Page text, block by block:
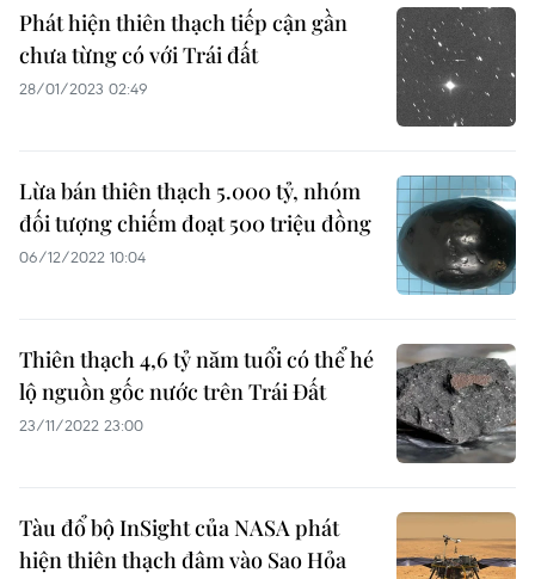
Phát hiện thiên thạch tiếp cận gần
chưa từng có với Trái đất
28/01/2023 02:49
Lừa bán thiên thạch 5.000 tỷ, nhóm
đối tượng chiếm đoạt 500 triệu đồng
06/12/2022 10:04
Thiên thạch 4,6 tỷ năm tuổi có thể hé
lộ nguồn gốc nước trên Trái Đất
23/11/2022 23:00
Tàu đổ bộ InSight của NASA phát
hiện thiên thạch đâm vào Sao Hỏa